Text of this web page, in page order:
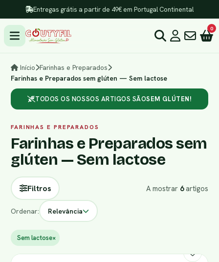
Entregas grátis a partir de 49€ em Portugal Continental
0
Início Farinhas e Preparados
Farinhas e Preparados sem glúten — Sem lactose
TODOS OS NOSSOS ARTIGOS SÃOSEM GLÚTEN!
FARINHAS E PREPARADOS
Farinhas e Preparados sem
glúten — Sem lactose
Filtros A mostrar 6artigos
Ordenar: Relevância
Sem lactose×